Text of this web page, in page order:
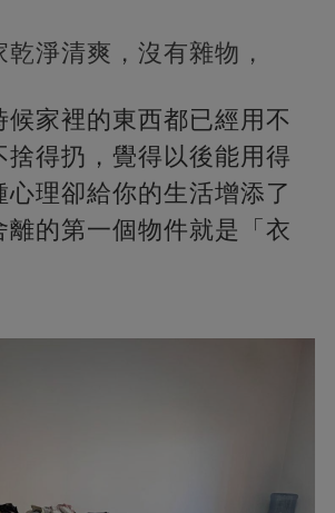
淨清爽，沒有雜物，
候家裡的東西都已經用不
捨得扔，覺得以後能用得
心理卻給你的生活增添了
離的第一個物件就是「衣